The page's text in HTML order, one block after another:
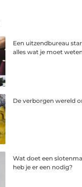
Een uitzendbureau
alles wat je moet
De verborgen wereld
Wat doet een
heb je er een nodig?